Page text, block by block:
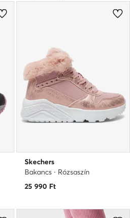
Skechers
Bakancs · Rózsaszín
25 990 Ft